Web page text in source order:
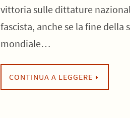
vittoria sulle dittature
fascista, anche se la fine della
mondiale…
CONTINUA A LEGGERE